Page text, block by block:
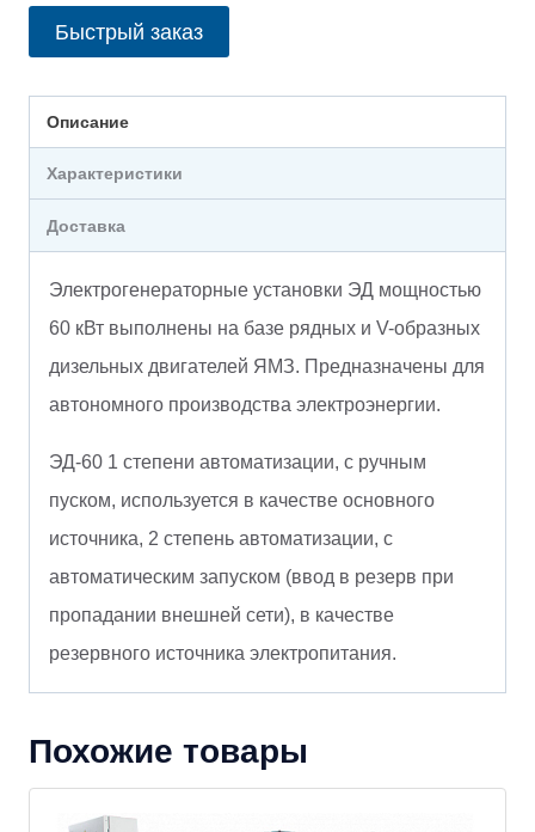
Быстрый заказ
Описание
Характеристики
Доставка
Электрогенераторные установки ЭД мощностью
60 кВт выполнены на базе рядных и V-образных
дизельных двигателей ЯМЗ. Предназначены для
автономного производства электроэнергии.
ЭД-60 1 степени автоматизации, с ручным
пуском, используется в качестве основного
источника, 2 степень автоматизации, с
автоматическим запуском (ввод в резерв при
пропадании внешней сети), в качестве
резервного источника электропитания.
Похожие товары